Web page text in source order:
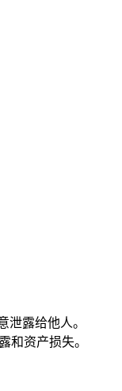
露给他人。
和资产损失。